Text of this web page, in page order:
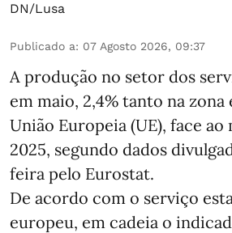
DN/Lusa
Publicado a: 07 Agosto 2026, 09:37
A produção no setor dos
em maio, 2,4% tanto na
União Europeia (UE), face ao
2025, segundo dados
feira pelo Eurostat.
De acordo com o serviço
europeu, em cadeia o